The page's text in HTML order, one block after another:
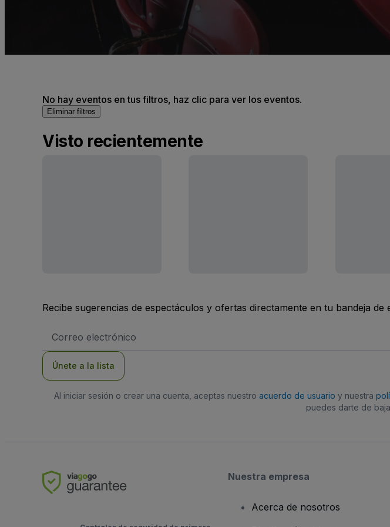
No hay eventos en tus filtros, haz clic para ver los eventos.
Eliminar filtros
Visto recientemente
Recibe sugerencias de espectáculos y ofertas directamente en tu bandeja de
de
Únete a la lista
Al iniciar sesión o crear una cuenta, aceptas nuestro acuerdo de usuario y nuestra
puedes darte de
Nuestra empresa
Acerca de nosotros